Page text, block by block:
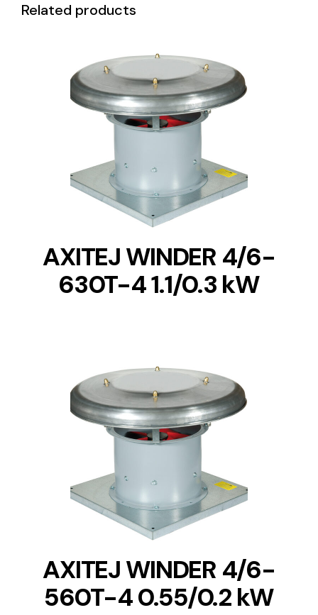
Related products
AXITEJ WINDER 4/6-
630T-4 1.1/0.3 kW
AXITEJ WINDER 4/6-
560T-4 0.55/0.2 kW